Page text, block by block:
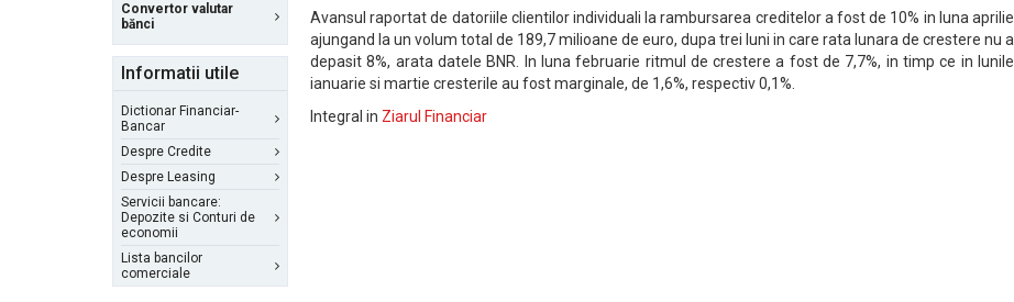
Convertor valutar
bănci
Informatii utile
Dictionar Financiar-
Bancar
Despre Credite
Despre Leasing
Servicii bancare:
Depozite si Conturi de
economii
Lista bancilor
comerciale
Avansul raportat de datoriile clientilor individuali la rambursarea creditelor a fost de 10% in luna aprilie
ajungand la un volum total de 189,7 milioane de euro, dupa trei luni in care rata lunara de crestere nu a
depasit 8%, arata datele BNR. In luna februarie ritmul de crestere a fost de 7,7%, in timp ce in lunile
ianuarie si martie cresterile au fost marginale, de 1,6%, respectiv 0,1%.
Integral in Ziarul Financiar